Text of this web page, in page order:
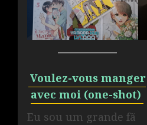
Voulez-vous manger
avec moi (one-shot)
Eu sou um grande fã